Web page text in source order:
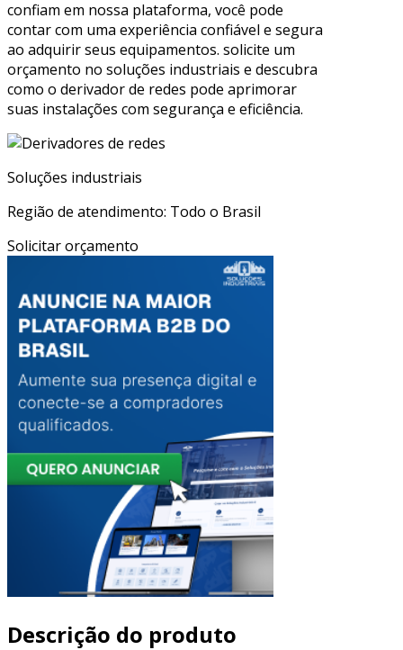
confiam em nossa plataforma, você pode
contar com uma experiência confiável e segura
ao adquirir seus equipamentos. solicite um
orçamento no soluções industriais e descubra
como o derivador de redes pode aprimorar
suas instalações com segurança e eficiência.
Soluções industriais
Região de atendimento: Todo o Brasil
Solicitar orçamento
Descrição do produto